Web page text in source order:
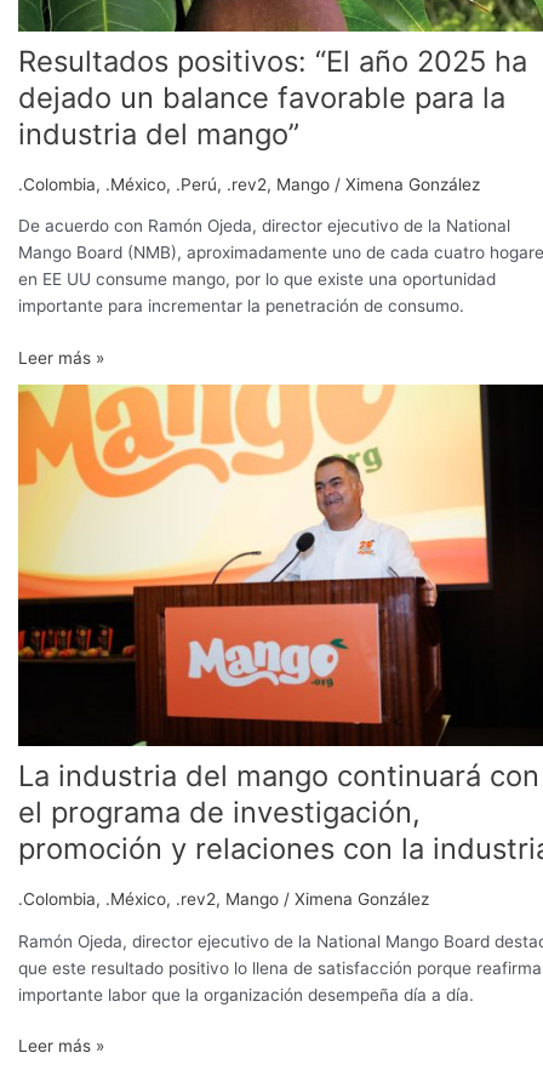
Resultados positivos: “El año 2025 ha
dejado un balance favorable para la
industria del mango”
.Colombia, .México, .Perú, .rev2, Mango / Ximena González
De acuerdo con Ramón Ojeda, director ejecutivo de la National
Mango Board (NMB), aproximadamente uno de cada cuatro
en EE UU consume mango, por lo que existe una oportunidad
importante para incrementar la penetración de consumo.
mango”
Leer más »
La industria del mango continuará con
el programa de investigación,
promoción y relaciones con la
.Colombia, .México, .rev2, Mango / Ximena González
Ramón Ojeda, director ejecutivo de la National Mango Board
que este resultado positivo lo llena de satisfacción porque
importante labor que la organización desempeña día a día.
La
industria
del
continuará
programa
de
investigación,
promoción
con
la
industria
Leer más »